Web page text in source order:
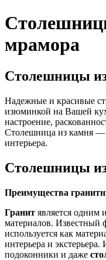
мрамора
Столешницы
Надежные и красивые
изюминкой на Вашей
настроение,
Столешница из камня —
интерьера.
Столешницы
Преимущества
Гранит является
материалов. Известный
используется как
интерьера и
подоконники и даже